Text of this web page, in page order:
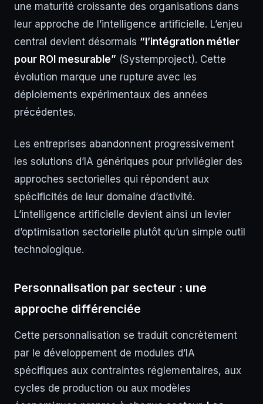
une maturité croissante des organisations dans
leur approche de l’intelligence artificielle. L’enjeu
central devient désormais “l’intégration métier
pour ROI mesurable” (Systemproject). Cette
évolution marque une rupture avec les
déploiements expérimentaux des années
précédentes.
Les entreprises abandonnent progressivement
les solutions d’IA génériques pour privilégier des
approches sectorielles qui répondent aux
spécificités de leur domaine d’activité.
L’intelligence artificielle devient ainsi un levier
d’optimisation sectorielle plutôt qu’un simple outil
technologique.
Personnalisation par secteur : une
approche différenciée
Cette personnalisation se traduit concrètement
par le développement de modules d’IA
spécifiques aux contraintes réglementaires, aux
cycles de production ou aux modèles